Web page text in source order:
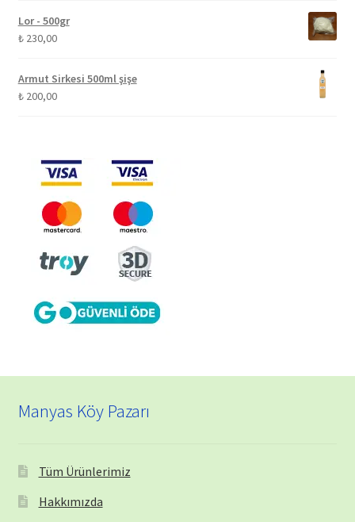
Lor - 500gr
₺230,00
Armut Sirkesi 500ml şişe
₺200,00
Manyas Köy Pazarı
Tüm Ürünlerimiz
Hakkımızda